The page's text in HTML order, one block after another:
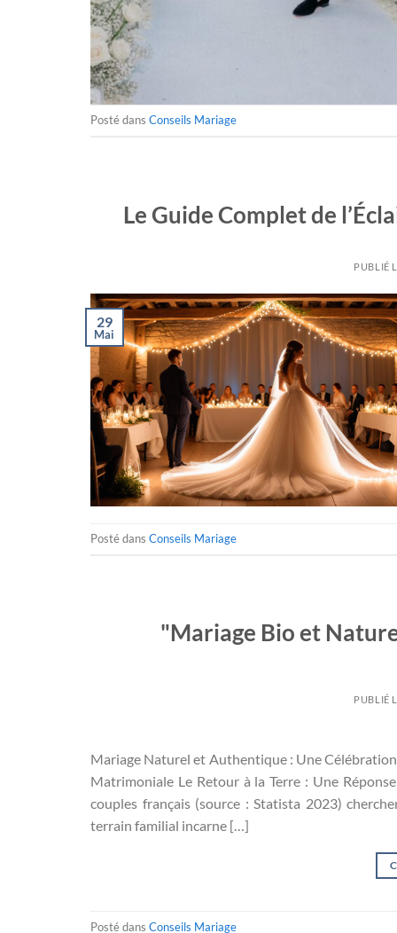
Posté dans Conseils Mariage
Le Guide Complet de
PUBLIÉ
29
Mai
Posté dans Conseils Mariage
"Mariage Bio et
PUBLIÉ
Mariage Naturel et Authentique : Une Célébration
Matrimoniale Le Retour à la Terre : Une
couples français (source : Statista 2023)
terrain familial incarne […]
Posté dans Conseils Mariage